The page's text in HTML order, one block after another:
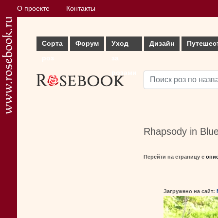
О проекте Контакты
Сорта
Форум
Уход
Дизайн
Rhapsody in
Перейти на страницу с
Загружено на сайт: